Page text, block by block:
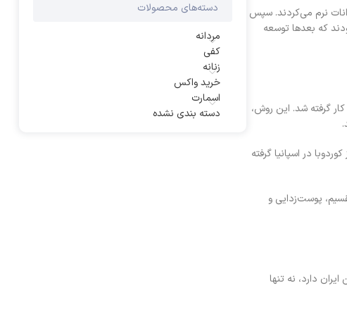
نرم می‌کردند. سپس
که بعدها توسعه
و یهودیان حدود ۴۰۰ سال پیش از میلاد مسیح به کار گرفته شد. این روش،
در اسپانیا گرفته
پوست‌زدایی و
دارد، نه تنها
دسته‌های محصولات
مردانه
کفی
زنانه
خرید واکس
اسمارت
دسته بندی نشده